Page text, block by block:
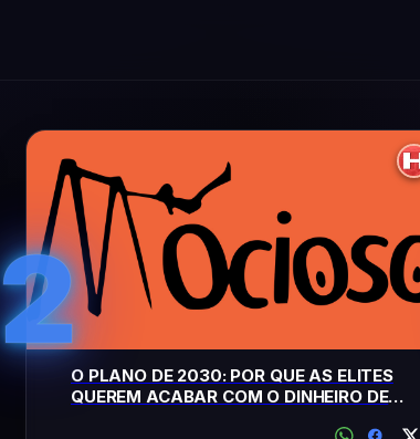
2
O PLANO DE 2030: POR QUE AS ELITES
QUEREM ACABAR COM O DINHEIRO DE